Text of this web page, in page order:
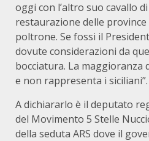
oggi con l’altro suo cavallo
restaurazione delle
poltrone. Se fossi il
dovute considerazioni da
bocciatura. La maggioranza
e non rappresenta i siciliani”.
A dichiararlo è il deputato
del Movimento 5 Stelle
della seduta ARS dove il